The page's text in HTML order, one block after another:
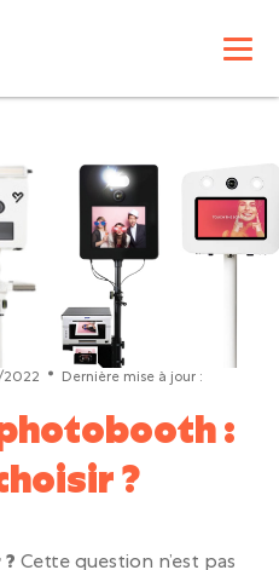
2022
Dernière mise à jour :
:
?
?Cette question n’est pas